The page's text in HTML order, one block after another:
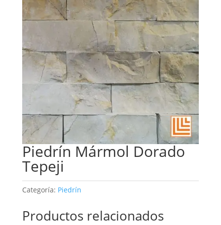
Piedrín Mármol Dorado
Tepeji
Categoría: Piedrín
Productos relacionados